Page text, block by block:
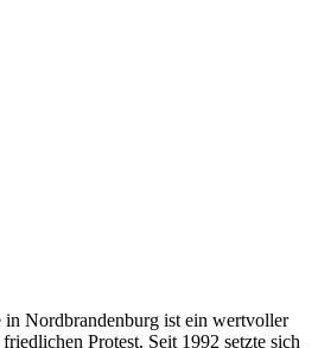
Nordbrandenburg ist ein wertvoller
Protest. Seit 1992 setzte sich